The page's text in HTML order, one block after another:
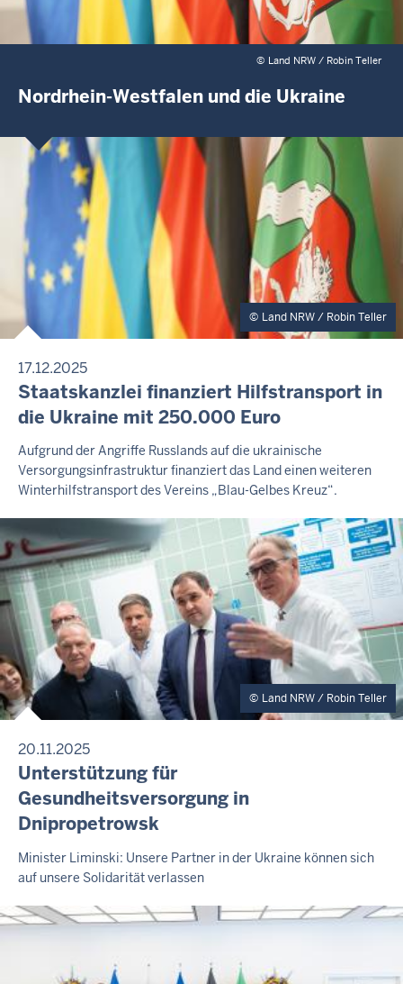
© Land NRW / Robin Teller
Nordrhein-Westfalen und die Ukraine
Land NRW / Robin Teller
17.12.2025
P
E
S
E
M
T
E
I
L
U
N
G
Staatskanzlei finanziert Hilfstransport in
die Ukraine mit 250.000 Euro
F
r
e
i
t
a
g
,
7
A
u
g
u
s
t
2
0
2
6
-
1
Aufgrund der Angriffe Russlands auf die ukrainische
Versorgungsinfrastruktur finanziert das Land einen weiteren
Winterhilfstransport des Vereins „Blau-Gelbes Kreuz“.
Land NRW / Robin Teller
20.11.2025
P
E
S
E
T
T
Unterstützung für
Gesundheitsversorgung in
Dnipropetrowsk
F
r
e
i
Minister Liminski: Unsere Partner in der Ukraine können sich
auf unsere Solidarität verlassen